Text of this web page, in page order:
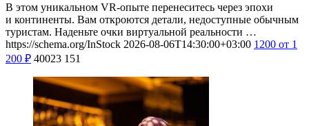
В этом уникальном VR-опыте перенеситесь через эпохи
и континенты. Вам откроются детали, недоступные обычным
туристам. Наденьте очки виртуальной реальности …
https://schema.org/InStock 2026-08-06T14:30:00+03:00 1200 от 1
200 ₽ 40023 151